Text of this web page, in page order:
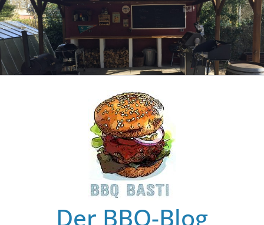
Zum
Inhalt
springen
Der BBQ-Blog